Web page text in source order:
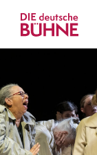
Musiktheater
Tanz
Crossover